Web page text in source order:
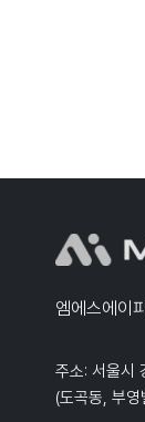
엠에스에이
주소: 서울시
(도곡동, 부영